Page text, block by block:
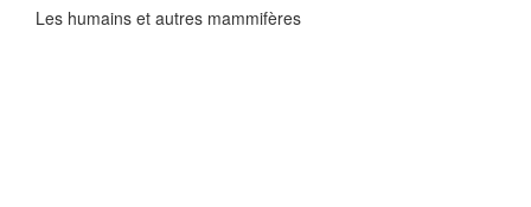
Les humains et autres mammifères